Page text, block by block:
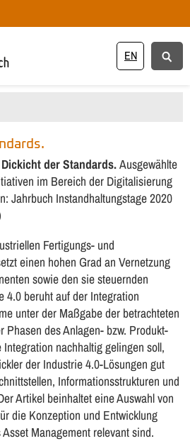
EN
der Standards.Ausgewählte
im Bereich der Digitalisierung
Jahrbuch Instandhaltungstage 2020
Fertigungs- und
einen hohen Grad an Vernetzung
sowie den sie steuernden
4.0 beruht auf der Integration
unter der Maßgabe der betrachteten
Phasen des Anlagen- bzw. Produkt-
nachhaltig gelingen soll,
der Industrie 4.0-Lösungen gut
Informationsstrukturen und
Artikel beinhaltet eine Auswahl von
die Konzeption und Entwicklung
Management relevant sind.